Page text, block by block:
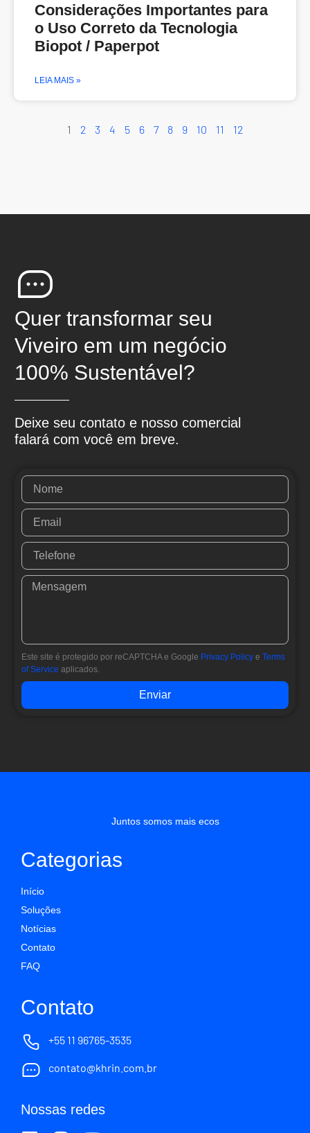
Considerações Importantes para
o Uso Correto da Tecnologia
Biopot / Paperpot
LEIA MAIS »
1 2 3 4 5 6 7 8 9 10 11 12
Quer transformar seu
Viveiro em um negócio
100% Sustentável?
Deixe seu contato e nosso comercial
falará com você em breve.
Este site é protegido por reCAPTCHA e Google Privacy Policy e Terms
of Service aplicados.
Enviar
Juntos somos mais ecos
Categorias
Início
Soluções
Notícias
Contato
FAQ
Contato
+55 11 96765-3535
contato@khrin.com.br
Nossas redes